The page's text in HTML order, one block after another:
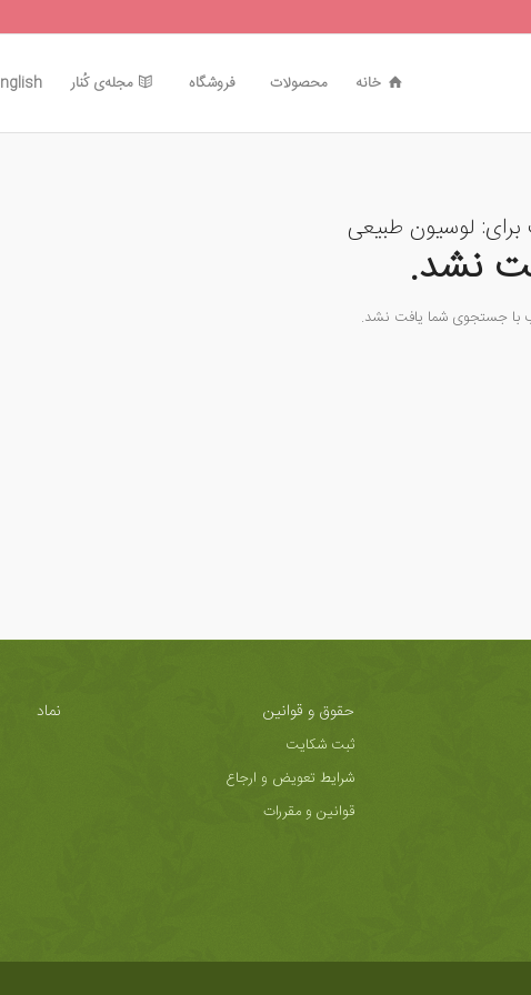
خانه محصولات فروشگاه مجله‌ی کُنار
لوسیون طبیعی
نشد.
با جستجوی شما یافت نشد.
حقوق و قوانین
ثبت شکایت
شرایط تعویض و ارجاع
قوانین و مقررات
نماد